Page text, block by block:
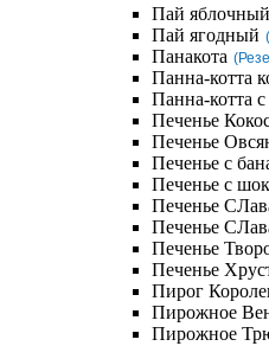
Пай яблочный
Пай ягодный
Панакота
Панна-котта
Панна-котта
Печенье
Печенье
Печенье с
Печенье с
Печенье
Печенье
Печенье
Печенье
Пирог
Пирожное
Пирожное